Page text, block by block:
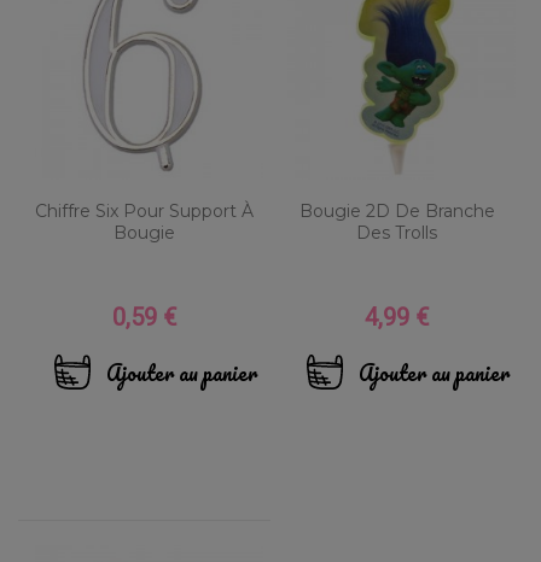
Chiffre Six Pour Support À
Bougie
Prix
0,59 €
Ajouter au panier
Bougie 2D De Branche
Des Trolls
Prix
4,99 €
Ajouter au panier